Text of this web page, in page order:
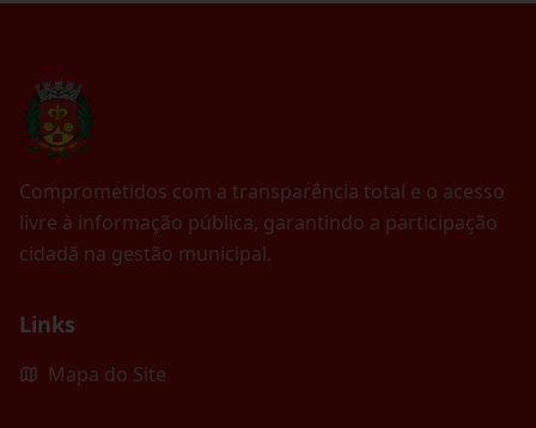
Comprometidos com a transparência total e o acesso
livre à informação pública, garantindo a participação
cidadã na gestão municipal.
Links
Mapa do Site